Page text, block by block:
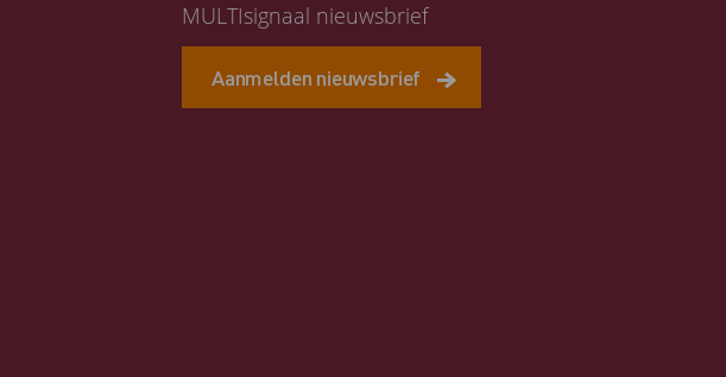
MULTIsignaal nieuwsbrief
Aanmelden nieuwsbrief